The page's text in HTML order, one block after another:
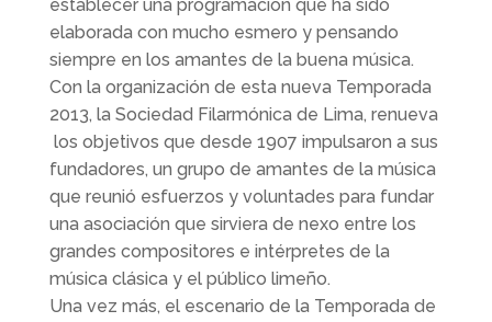
establecer una programación que ha sido
elaborada con mucho esmero y pensando
siempre en los amantes de la buena música.
Con la organización de esta nueva Temporada
2013, la Sociedad Filarmónica de Lima, renueva
los objetivos que desde 1907 impulsaron a sus
fundadores, un grupo de amantes de la música
que reunió esfuerzos y voluntades para fundar
una asociación que sirviera de nexo entre los
grandes compositores e intérpretes de la
música clásica y el público limeño.
Una vez más, el escenario de la Temporada de